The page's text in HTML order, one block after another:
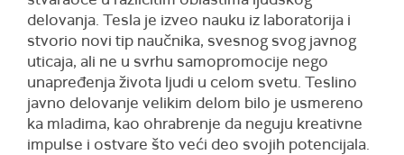
delovanja. Tesla je izveo nauku iz laboratorija i
stvorio novi tip naučnika, svesnog svog javnog
uticaja, ali ne u svrhu samopromocije nego
unapređenja života ljudi u celom svetu. Teslino
javno delovanje velikim delom bilo je usmereno
ka mladima, kao ohrabrenje da neguju kreativne
impulse i ostvare što veći deo svojih potencijala.